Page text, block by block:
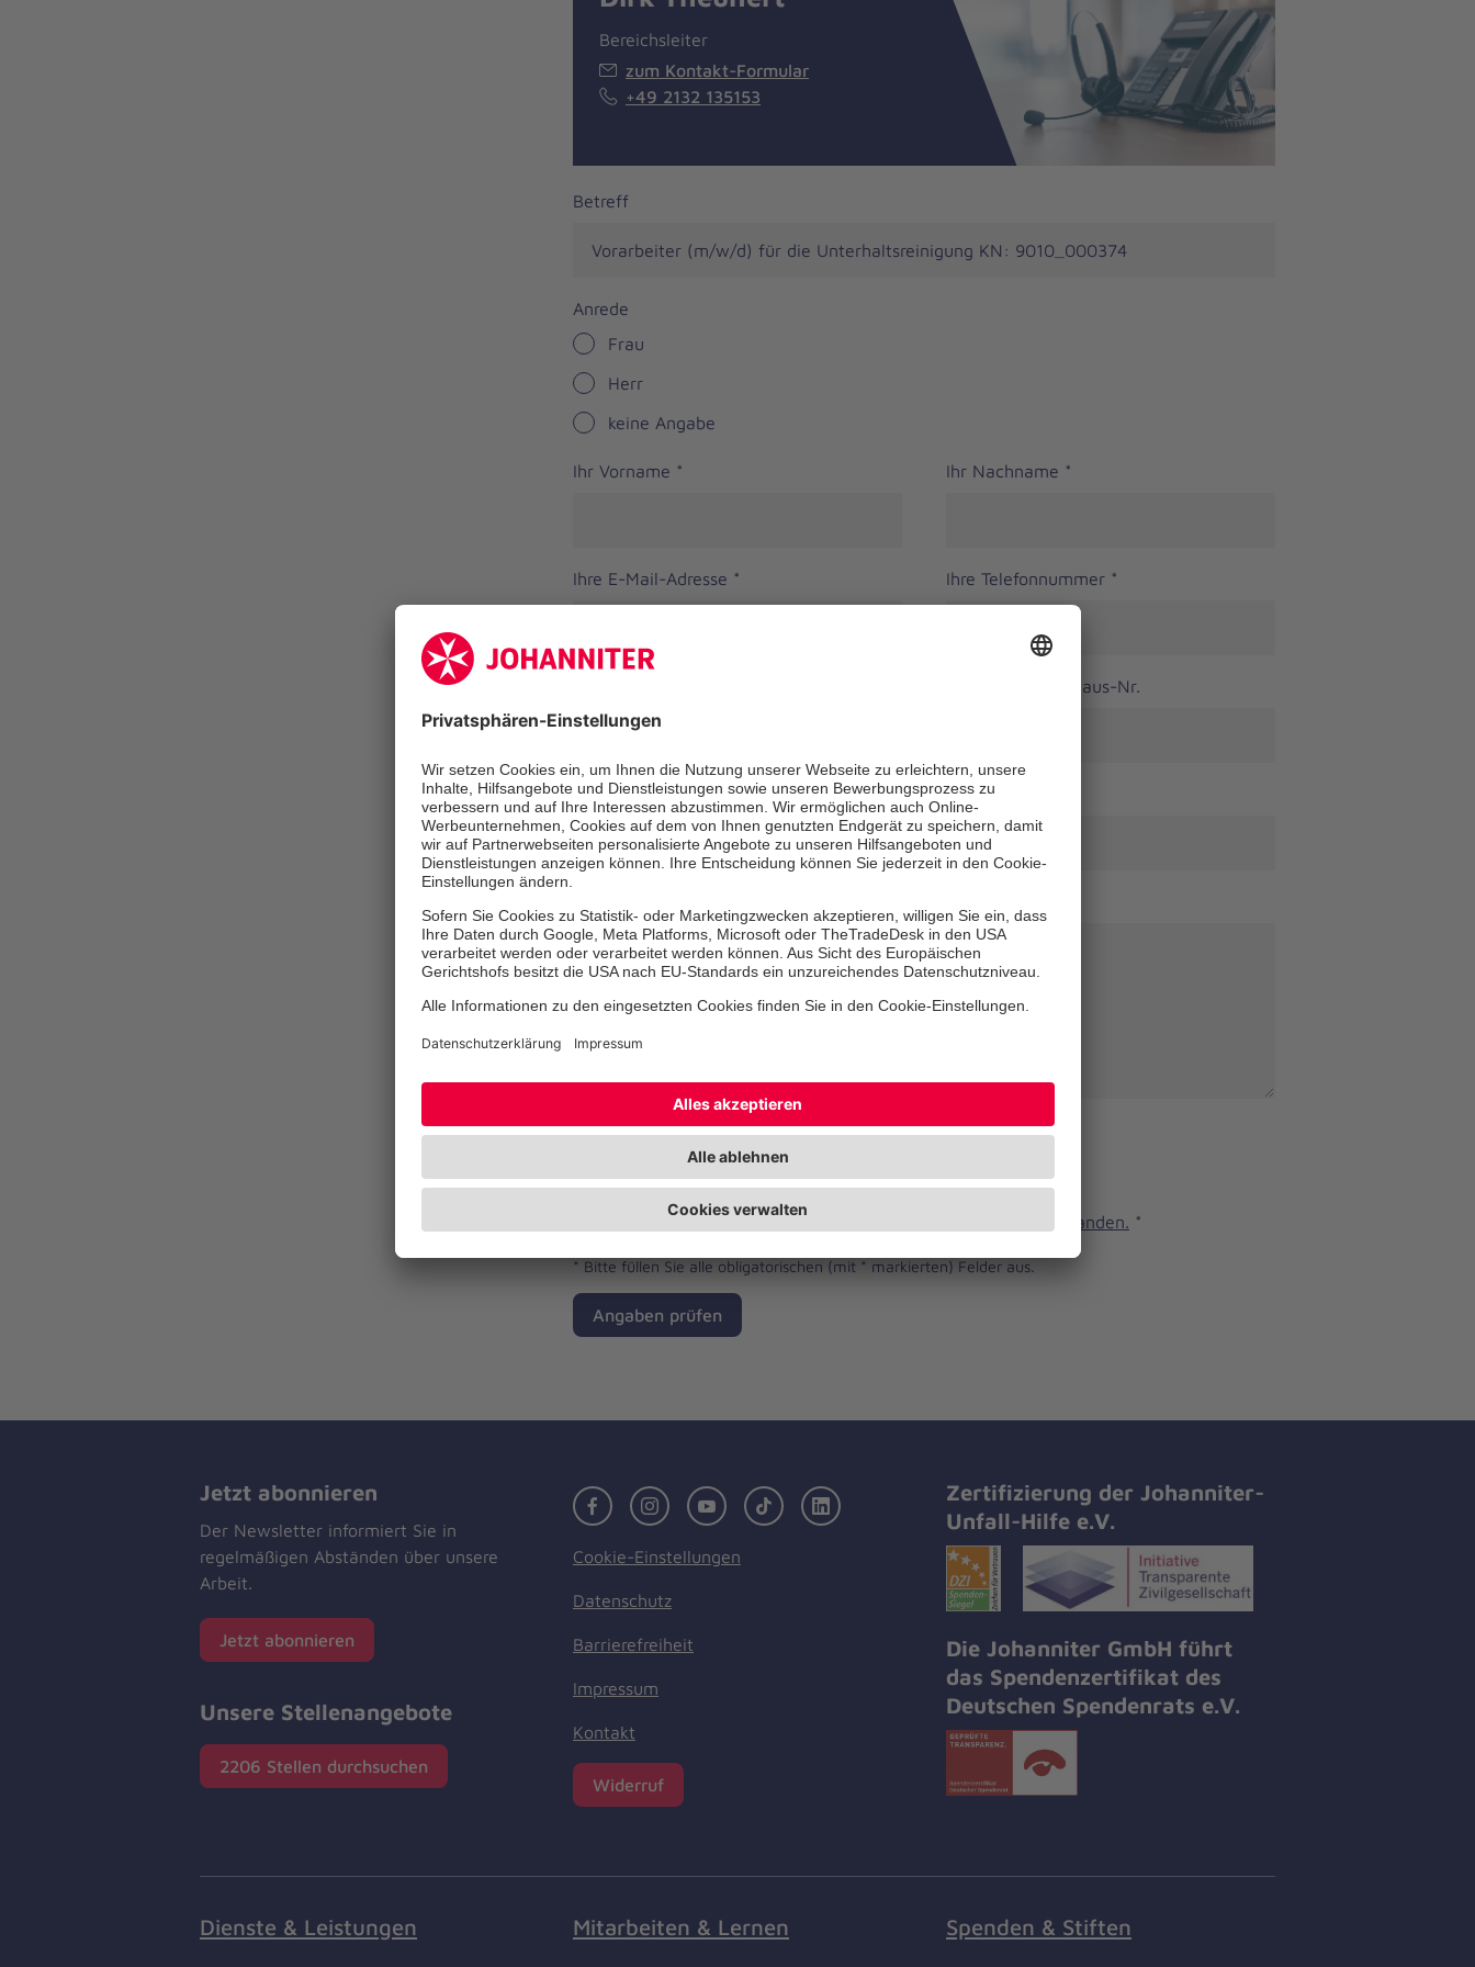
Bereichsleiter
zum Kontakt-Formular
+49 2132 135153
Job
form
Betreff
Anrede
Frau
Herr
keine Angabe
Ihr Vorname * Ihr Nachname *
Ihre E-Mail-Adresse * Ihre Telefonnummer *
Haus-Nr.
PLZ Ort
Dateien hinzufügen
Ich habe die Datenschutzbestimmungen gelesen und verstanden. *
* Bitte füllen Sie alle obligatorischen (mit * markierten) Felder aus.
Angaben prüfen
Jetzt abonnieren
Der Newsletter informiert Sie in
regelmäßigen Abständen über unsere
Arbeit.
Jetzt abonnieren
Unsere Stellenangebote
2206 Stellen durchsuchen
FacebookInstagramYoutubeTikTok LinkedIn
Cookie-Einstellungen
Datenschutz
Barrierefreiheit
Impressum
Kontakt
Widerruf
Zertifizierung der Johanniter-
Unfall-Hilfe e.V.
Die Johanniter GmbH führt
das Spendenzertifikat des
Deutschen Spendenrats e.V.
Dienste & Leistungen Mitarbeiten & Lernen Spenden & Stiften